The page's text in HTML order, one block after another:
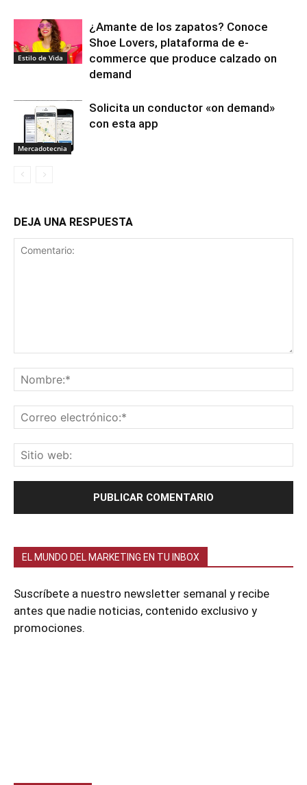
Estilo de Vida
¿Amante de los zapatos? Conoce
Shoe Lovers, plataforma de e-
commerce que produce calzado on
demand
Mercadotecnia
Solicita un conductor «on demand»
con esta app
DEJA UNA RESPUESTA
EL MUNDO DEL MARKETING EN TU INBOX
Suscríbete a nuestro newsletter semanal y recibe
antes que nadie noticias, contenido exclusivo y
promociones.